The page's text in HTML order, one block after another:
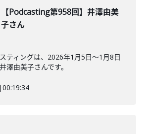
【Podcasting第958回】井澤由美
子さん
ティングは、2026年1月5日〜1月8日
澤由美子さんです。
|00:19:34